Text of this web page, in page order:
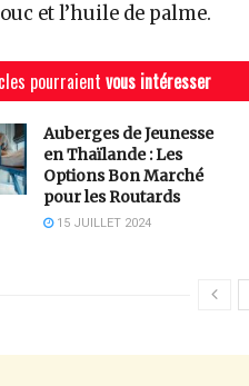
et l’huile de palme.
pourraient vous intéresser
Auberges de Jeunesse
en Thaïlande : Les
Options Bon Marché
pour les Routards
15 JUILLET 2024